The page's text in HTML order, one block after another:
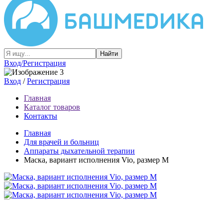
Найти
Вход/Регистрация
Вход /Регистрация
Главная
Каталог товаров
Контакты
Главная
Для врачей и больниц
Аппараты дыхательной терапии
Маска, вариант исполнения Vio, размер М